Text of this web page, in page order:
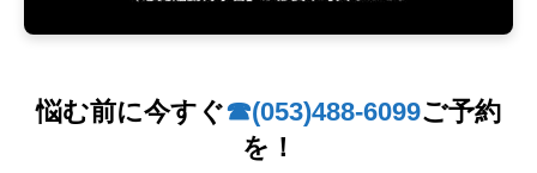
悩む前に今すぐ☎︎(053)488-6099ご予約
を！